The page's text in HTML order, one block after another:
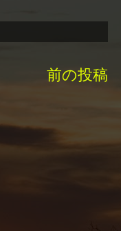
前の投稿